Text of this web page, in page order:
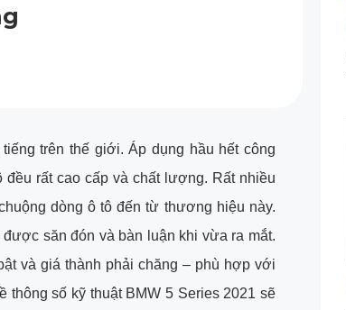
trên thế giới. Áp dụng hầu hết công
rất cao cấp và chất lượng. Rất nhiều
dòng ô tô đến từ thương hiệu này.
săn đón và bàn luận khi vừa ra mắt.
và giá thành phải chăng – phù hợp với
số kỹ thuật BMW 5 Series 2021 sẽ